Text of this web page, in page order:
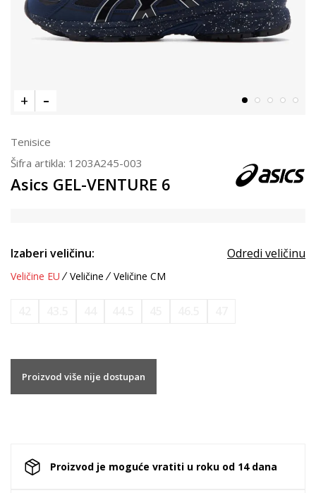
Tenisice
Šifra artikla: 1203A245-003
Asics GEL-VENTURE 6
Izaberi veličinu: Odredi veličinu
Veličine EU Veličine Veličine CM
Proizvod više nije dostupan
Proizvod je moguće vratiti u roku od 14 dana